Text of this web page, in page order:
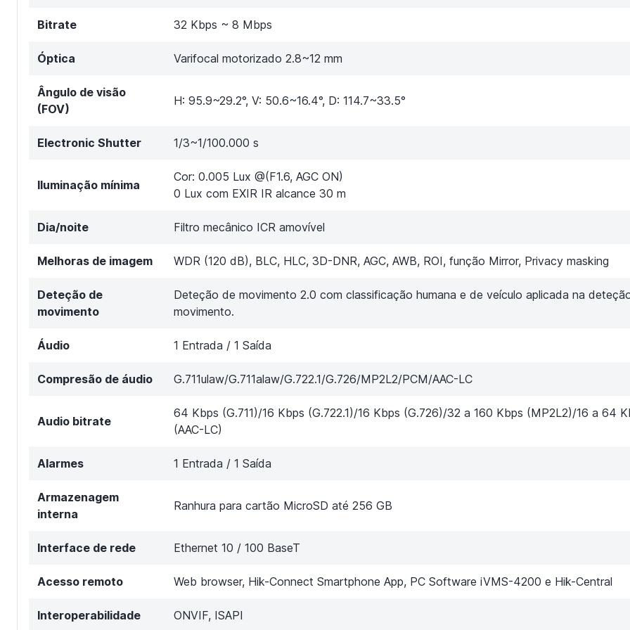
Bitrate 32 Kbps ~ 8 Mbps
Óptica Varifocal motorizado 2.8~12 mm
Ângulo de visão
(FOV)
H: 95.9~29.2°, V: 50.6~16.4°, D: 114.7~33.5°
Electronic Shutter 1/3~1/100.000 s
Iluminação mínima
Cor: 0.005 Lux @(F1.6, AGC ON)
0 Lux com EXIR IR alcance 30 m
Dia/noite Filtro mecânico ICR amovível
Melhoras de imagem WDR (120 dB), BLC, HLC, 3D-DNR, AGC, AWB, ROI, função Mirror, Privacy masking
Deteção de
movimento
Deteção de movimento 2.0 com classificação humana e de veículo aplicada na
movimento.
Áudio 1 Entrada / 1 Saída
Compresão de áudio G.711ulaw/G.711alaw/G.722.1/G.726/MP2L2/PCM/AAC-LC
Audio bitrate
64 Kbps (G.711)/16 Kbps (G.722.1)/16 Kbps (G.726)/32 a 160 Kbps (MP2L2)/16 a 64
(AAC-LC)
Alarmes 1 Entrada / 1 Saída
Armazenagem
interna
Ranhura para cartão MicroSD até 256 GB
Interface de rede Ethernet 10 / 100 BaseT
Acesso remoto Web browser, Hik-Connect Smartphone App, PC Software iVMS-4200 e Hik-Central
Interoperabilidade ONVIF, ISAPI